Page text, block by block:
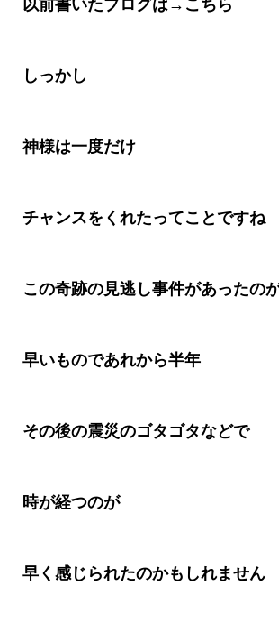
以前書いたブログは→ こちら
しっかし
神様は一度だけ
チャンスをくれたってことですね
この奇跡の見逃し事件があったの
早いものであれから半年
その後の震災のゴタゴタなどで
時が経つのが
早く感じられたのかもしれません